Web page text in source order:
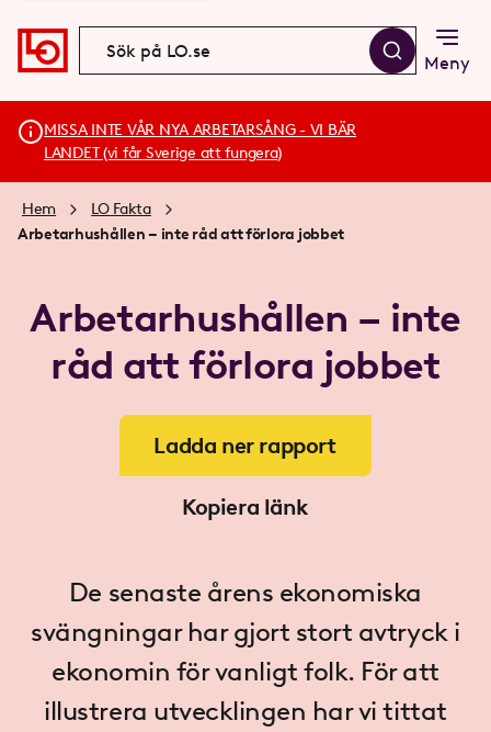
Meny
MISSA INTE VÅR NYA ARBETARSÅNG - VI BÄR
LANDET (vi får Sverige att fungera)
Hem
LO Fakta
Arbetarhushållen – inte råd att förlora jobbet
Arbetarhushållen – inte
råd att förlora jobbet
Ladda ner rapport
Kopiera länk
De senaste årens ekonomiska
svängningar har gjort stort avtryck i
ekonomin för vanligt folk. För att
illustrera utvecklingen har vi tittat